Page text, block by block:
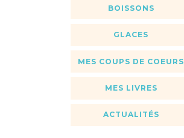
BOISSONS
GLACES
MES COUPS DE COEURS
MES LIVRES
ACTUALITÉS